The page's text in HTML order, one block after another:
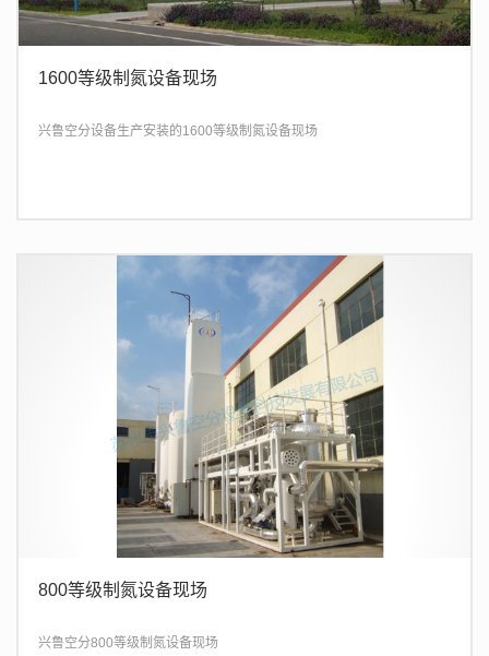
1600等级制氮设备现场
兴鲁空分设备生产安装的1600等级制氮设备现场
800等级制氮设备现场
兴鲁空分800等级制氮设备现场